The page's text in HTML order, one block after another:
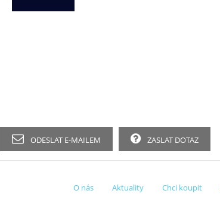
ODESLAT E-MAILEM ZASLAT DOTAZ
O nás Aktuality Chci koupit